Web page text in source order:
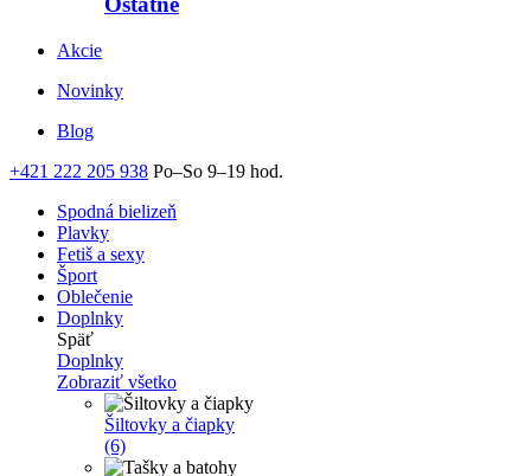
Akcie
Novinky
Blog
+421 222 205 938 Po–So 9–19 hod.
Spodná bielizeň
Plavky
Fetiš a sexy
Šport
Oblečenie
Doplnky
Späť
Doplnky
Zobraziť všetko
Šiltovky a čiapky
(6)